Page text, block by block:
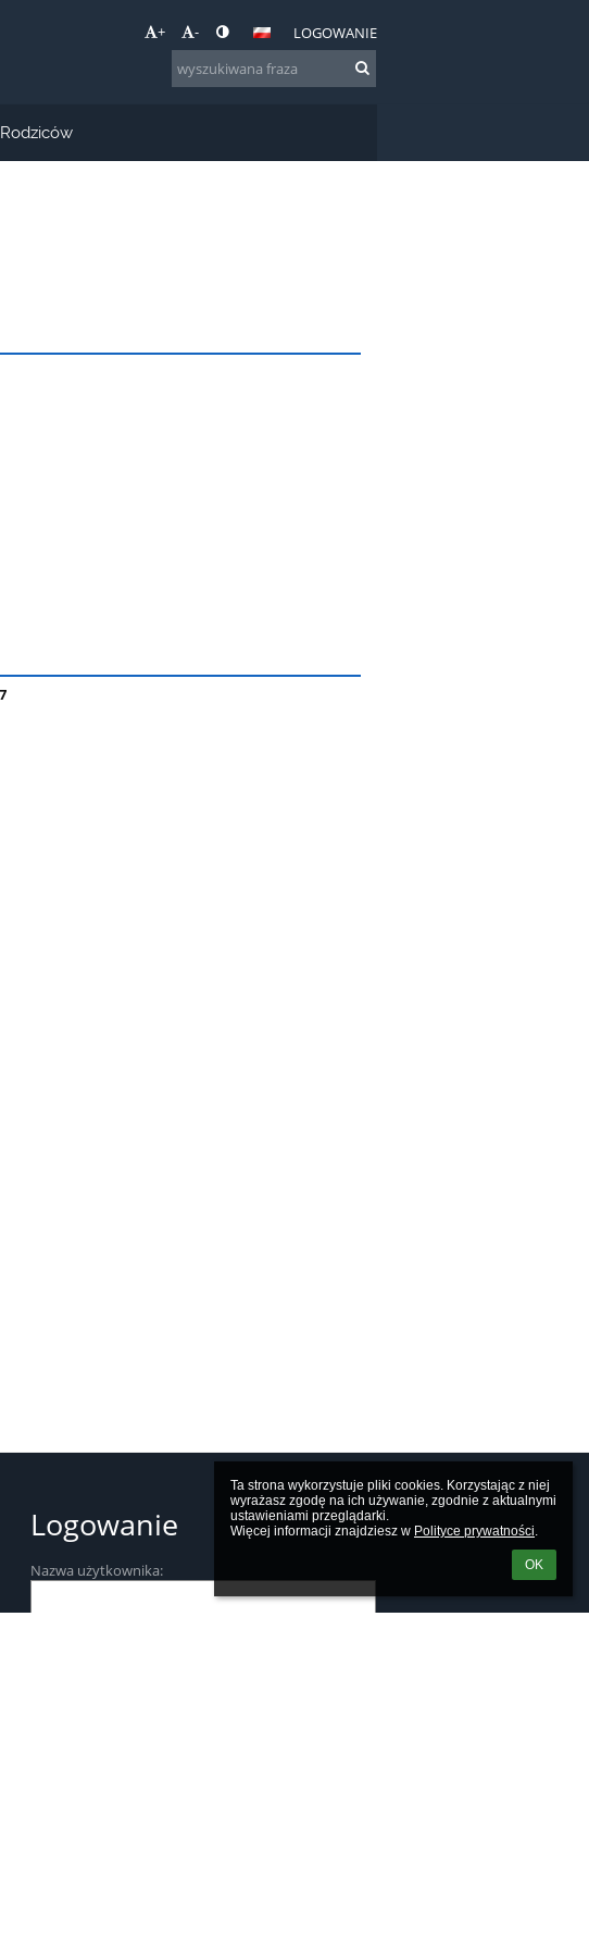
Ta strona wykorzystuje pliki cookies. Korzystając z niej
wyrażasz zgodę na ich używanie, zgodnie z aktualnymi
ustawieniami przeglądarki.
Więcej informacji znajdziesz w Polityce prywatności.
OK
+ - LOGOWANIE
Logowanie
Nazwa użytkownika: